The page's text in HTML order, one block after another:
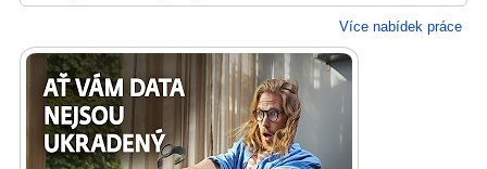
Více nabídek práce